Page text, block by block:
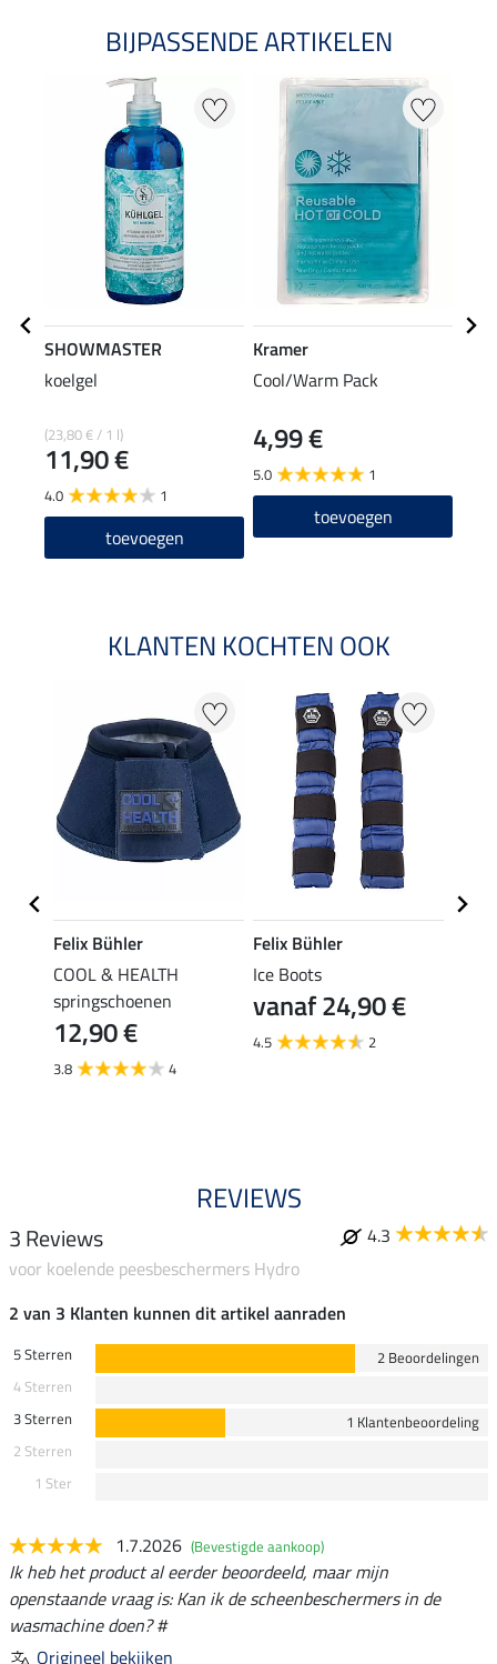
BIJPASSENDE ARTIKELEN
SHOWMASTER
koelgel
(23,80 € / 1 l)
11,90 €
4.0 1
toevoegen
Kramer
Cool/Warm Pack
4,99 €
5.0 1
toevoegen
KLANTEN KOCHTEN OOK
Felix Bühler
COOL & HEALTH
springschoenen
12,90 €
3.8 4
Felix Bühler
Ice Boots
vanaf 24,90 €
4.5 2
REVIEWS
3 Reviews
4.3
voor koelende peesbeschermers Hydro
2 van 3 Klanten kunnen dit artikel aanraden
5 Sterren
2 Beoordelingen
4 Sterren
3 Sterren
1 Klantenbeoordeling
2 Sterren
1 Ster
1.7.2026 (Bevestigde aankoop)
Ik heb het product al eerder beoordeeld, maar mijn
openstaande vraag is: Kan ik de scheenbeschermers in de
wasmachine doen? #
Origineel bekijken